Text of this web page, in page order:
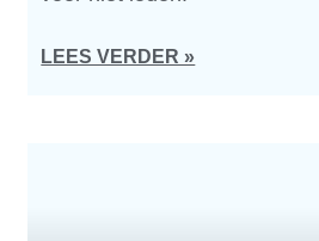
LEES VERDER »